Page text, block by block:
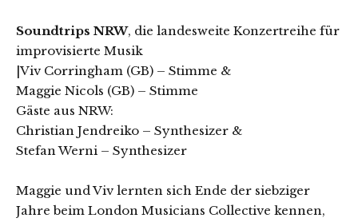
Soundtrips NRW, die landesweite Konzertreihe für
improvisierte Musik
|Viv Corringham (GB) – Stimme &
Maggie Nicols (GB) – Stimme
Gäste aus NRW:
Christian Jendreiko – Synthesizer &
Stefan Werni – Synthesizer
Maggie und Viv lernten sich Ende der siebziger
Jahre beim London Musicians Collective kennen,